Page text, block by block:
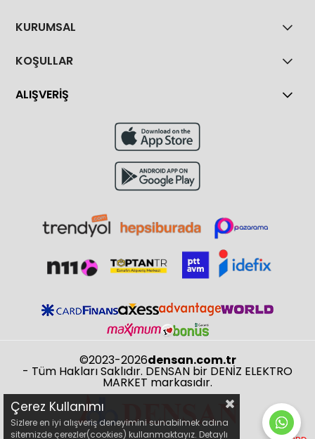
KURUMSAL
KOŞULLAR
ALIŞVERİŞ
©2023-2026densan.com.tr
- Tüm Hakları Saklıdır. DENSAN bir DENİZ ELEKTRO
MARKET markasıdır.
Çerez Kullanımı
Sizlere en iyi alışveriş deneyimini sunabilmek adına
sitemizde çerezler(cookies) kullanmaktayız. Detaylı